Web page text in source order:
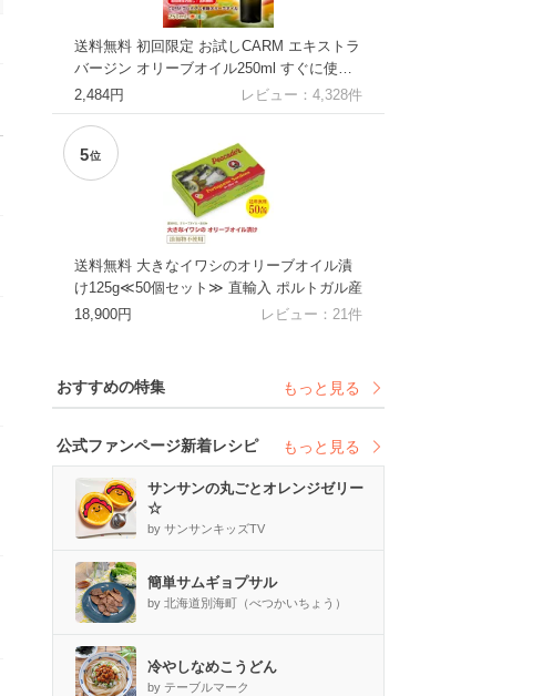
送料無料 初回限定 お試しCARM エキストラ
バージン オリーブオイル250ml すぐに使え
るレシピ付き 賞味期限2027年7月 / コールド
プレス 酸度0.1-0.2％ ポルトガル産 原産地呼
称 DOPトラズ・オス・モンテス
2,484円 レビュー： 4,328件
5位
送料無料 大きなイワシのオリーブオイル漬
け125g≪50個セット≫ 直輸入 ポルトガル産
18,900円
レビュー： 21件
おすすめの特集 もっと見る
公式ファンページ新着レシピ もっと見る
サンサンの丸ごとオレンジゼリー
☆
by サンサンキッズTV
簡単サムギョプサル
by 北海道別海町（べつかいちょう）
冷やしなめこうどん
by テーブルマーク